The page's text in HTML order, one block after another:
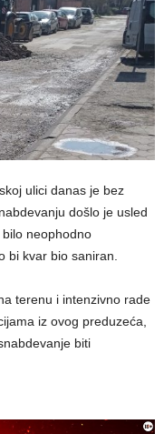
ulici danas je bez
došlo je usled
neophodno
bi kvar bio saniran.
terenu i intenzivno rade
iz ovog preduzeća,
biti